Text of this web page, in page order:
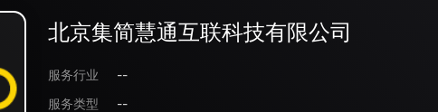
北京集简慧通互联科技有限公司
服务行业
--
服务类型
--